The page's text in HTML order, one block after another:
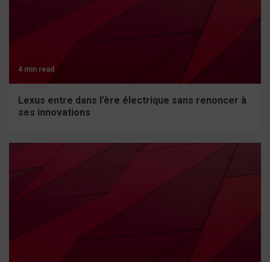
4 min read
Lexus entre dans l’ère électrique sans renoncer à
ses innovations